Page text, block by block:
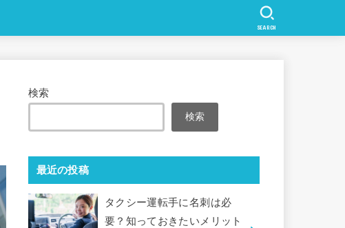
SEARCH
検索
検索
最近の投稿
タクシー運転手に名刺は必
要？知っておきたいメリット